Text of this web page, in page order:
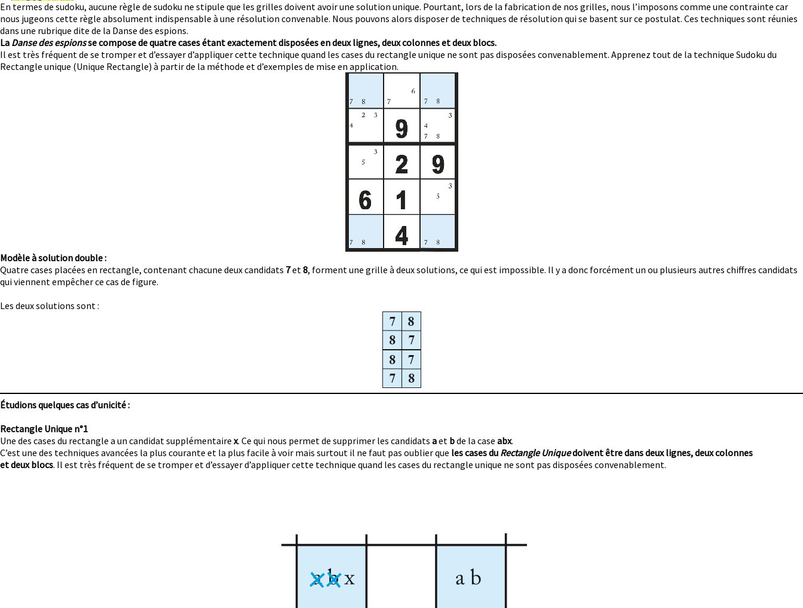
En termes de sudoku, aucune règle de sudoku ne stipule que les grilles doivent avoir une solution unique. Pourtant, lors de la fabrication de nos grilles, nous l’imposons comme une contrainte car
nous jugeons cette règle absolument indispensable à une résolution convenable. Nous pouvons alors disposer de techniques de résolution qui se basent sur ce postulat. Ces techniques sont réunies
dans une rubrique dite de la Danse des espions.
La Danse des espionsse compose de quatre cases étant exactement disposées en deux lignes, deux colonnes et deux blocs.
Il est très fréquent de se tromper et d’essayer d’appliquer cette technique quand les cases du rectangle unique ne sont pas disposées convenablement. Apprenez tout de la technique Sudoku du
Rectangle unique (Unique Rectangle) à partir de la méthode et d’exemples de mise en application.
Modèle à solution double :
Quatre cases placées en rectangle, contenant chacune deux candidats 7et8, forment une grille à deux solutions, ce qui est impossible. Il y a donc forcément un ou plusieurs autres chiffres candidats
qui viennent empêcher ce cas de figure.
Les deux solutions sont :
Étudions quelques cas d’unicité :
Rectangle Unique n°1
Une des cases du rectangle a un candidat supplémentaire x. Ce qui nous permet de supprimer les candidats aet bde la case abx.
C’est une des techniques avancées la plus courante et la plus facile à voir mais surtout il ne faut pas oublier que les cases du Rectangle Uniquedoivent être dans deux lignes, deux colonnes
et deux blocs. Il est très fréquent de se tromper et d’essayer d’appliquer cette technique quand les cases du rectangle unique ne sont pas disposées convenablement.